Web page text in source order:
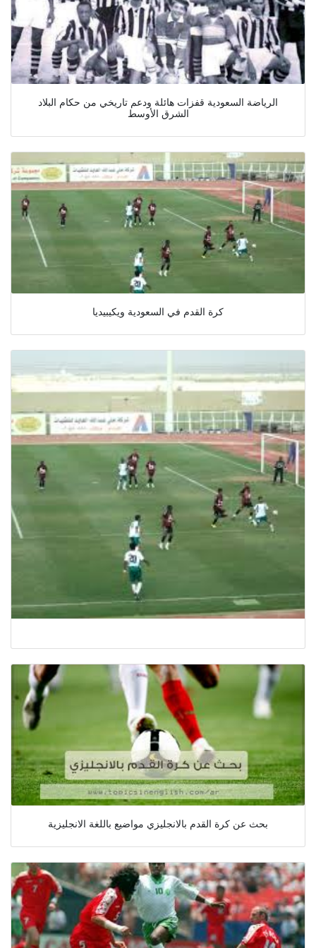
الرياضة السعودية قفزات هائلة ودعم تاريخي من حكام البلاد
الشرق الأوسط
كرة القدم في السعودية ويكيبيديا
بحث عن كرة القدم بالانجليزي مواضيع باللغة الانجليزية